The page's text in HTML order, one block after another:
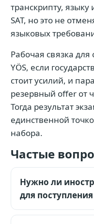
транскрипту,
SAT, но это не
языковых
Рабочая связка для
YÖS, если
стоит усилий, и
резервный offer от
Тогда результат
единственной
набора.
Частые
Нужно ли
для
YÖS или TR-YÖS